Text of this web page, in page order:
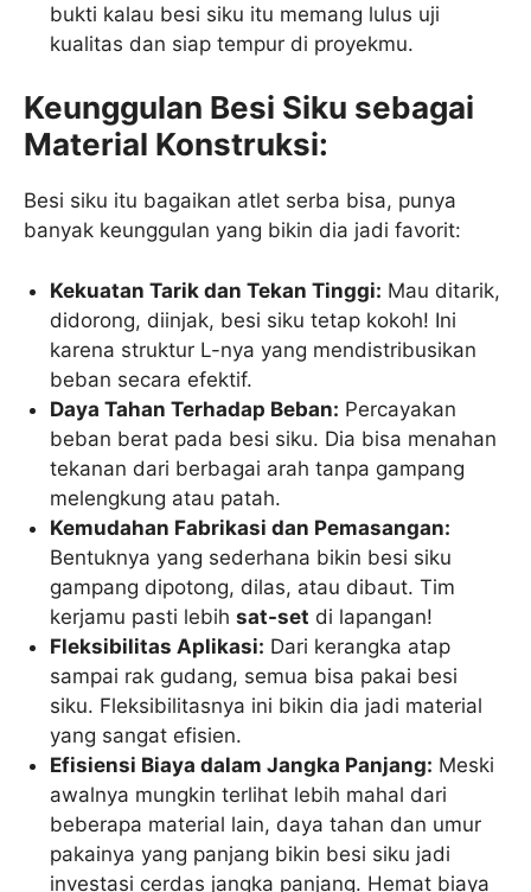
bukti kalau besi siku itu memang lulus uji
kualitas dan siap tempur di proyekmu.
Keunggulan Besi Siku sebagai
Material Konstruksi:
Besi siku itu bagaikan atlet serba bisa, punya
banyak keunggulan yang bikin dia jadi favorit:
Kekuatan Tarik dan Tekan Tinggi: Mau ditarik,
didorong, diinjak, besi siku tetap kokoh! Ini
karena struktur L-nya yang mendistribusikan
beban secara efektif.
Daya Tahan Terhadap Beban: Percayakan
beban berat pada besi siku. Dia bisa menahan
tekanan dari berbagai arah tanpa gampang
melengkung atau patah.
Kemudahan Fabrikasi dan Pemasangan:
Bentuknya yang sederhana bikin besi siku
gampang dipotong, dilas, atau dibaut. Tim
kerjamu pasti lebihsat-set di lapangan!
Fleksibilitas Aplikasi: Dari kerangka atap
sampai rak gudang, semua bisa pakai besi
siku. Fleksibilitasnya ini bikin dia jadi material
yang sangat efisien.
Efisiensi Biaya dalam Jangka Panjang: Meski
awalnya mungkin terlihat lebih mahal dari
beberapa material lain, daya tahan dan umur
pakainya yang panjang bikin besi siku jadi
investasi cerdas jangka panjang. Hemat biaya